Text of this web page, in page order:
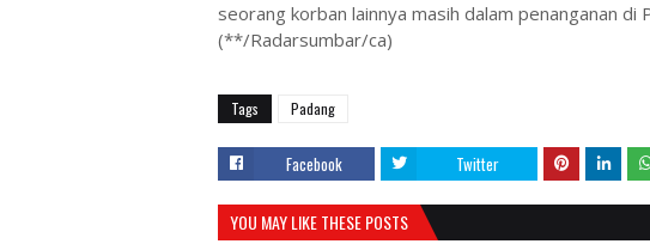
seorang korban lainnya masih dalam penanganan di
(**/Radarsumbar/ca)
Tags Padang
Facebook Twitter
YOU MAY LIKE THESE POSTS